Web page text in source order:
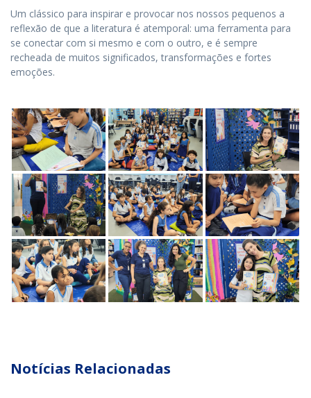
Um clássico para inspirar e provocar nos nossos pequenos a
reflexão de que a literatura é atemporal: uma ferramenta para
se conectar com si mesmo e com o outro, e é sempre
recheada de muitos significados, transformações e fortes
emoções.
Notícias Relacionadas